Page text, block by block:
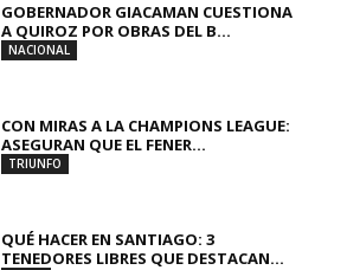
GOBERNADOR GIACAMAN CUESTIONA
A QUIROZ POR OBRAS DEL B...
NACIONAL
CON MIRAS A LA CHAMPIONS LEAGUE:
ASEGURAN QUE EL FENER...
TRIUNFO
QUÉ HACER EN SANTIAGO: 3
TENEDORES LIBRES QUE DESTACAN...